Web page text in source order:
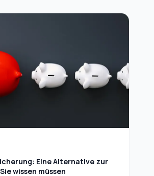
Eine Alternative zur
wissen müssen